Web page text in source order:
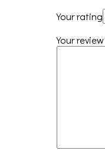
Your rating
Your